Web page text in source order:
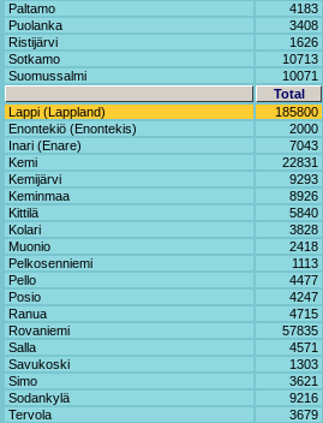
Paltamo
4183
Puolanka
3408
Ristijärvi
1626
Sotkamo
10713
Suomussalmi
10071
Total
Lappi (Lappland)
185800
Enontekiö (Enontekis)
2000
Inari (Enare)
7043
Kemi
22831
Kemijärvi
9293
Keminmaa
8926
Kittilä
5840
Kolari
3828
Muonio
2418
Pelkosenniemi
1113
Pello
4477
Posio
4247
Ranua
4715
Rovaniemi
57835
Salla
4571
Savukoski
1303
Simo
3621
Sodankylä
9216
Tervola
3679